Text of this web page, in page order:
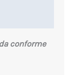
conforme